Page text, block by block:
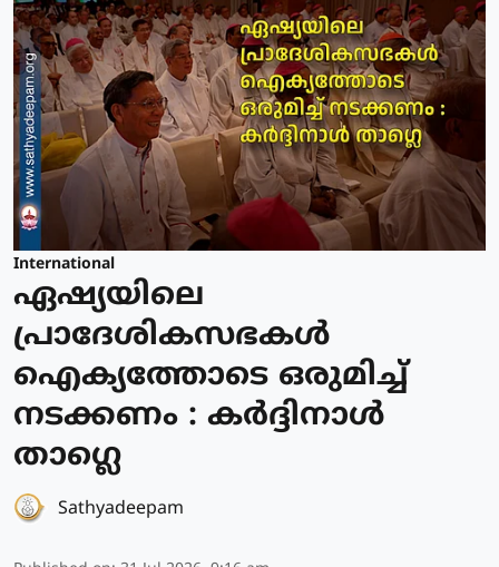
International
ഏഷ്യയിലെ
പ്രാദേശികസഭകള്‍
ഐക്യത്തോടെ ഒരുമിച്ച്
നടക്കണം : കര്‍ദ്ദിനാള്‍
താഗ്ലെ
Sathyadeepam